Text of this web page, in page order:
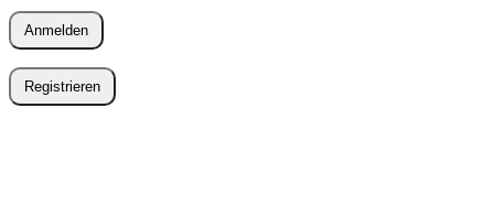
Anmelden
Registrieren